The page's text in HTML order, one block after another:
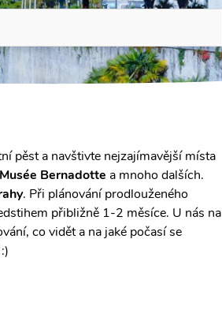
pěst a navštivte nejzajímavější místa
Musée Bernadotte a mnoho dalších.
. Při plánování prodlouženého
přibližně 1-2 měsíce. U nás na
co vidět a na jaké počasí se